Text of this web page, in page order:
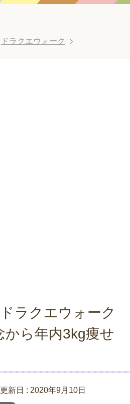
ドラクエウォーク
ラクエウォーク
から年内3kg痩せ
新日 : 2020年9月10日